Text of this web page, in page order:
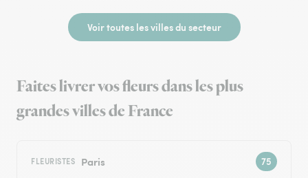
Voir toutes les villes du secteur
Faites livrer vos fleurs dans les plus
grandes villes de France
FLEURISTES Paris